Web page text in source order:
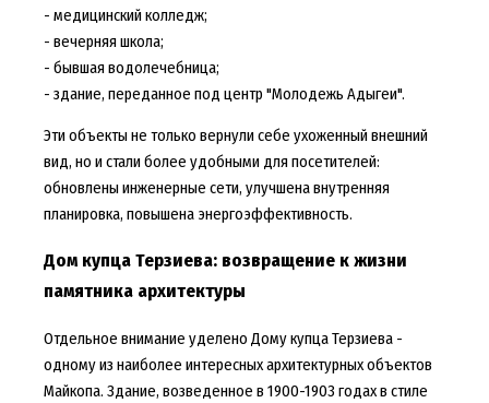
- медицинский колледж;
- вечерняя школа;
- бывшая водолечебница;
- здание, переданное под центр "Молодежь Адыгеи".
Эти объекты не только вернули себе ухоженный внешний
вид, но и стали более удобными для посетителей:
обновлены инженерные сети, улучшена внутренняя
планировка, повышена энергоэффективность.
Дом купца Терзиева: возвращение к жизни
памятника архитектуры
Отдельное внимание уделено Дому купца Терзиева -
одному из наиболее интересных архитектурных объектов
Майкопа. Здание, возведенное в 1900-1903 годах в стиле